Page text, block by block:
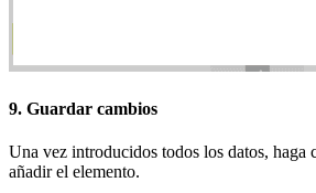
9. Guardar cambios
Una vez introducidos todos los datos, haga
añadir el elemento.